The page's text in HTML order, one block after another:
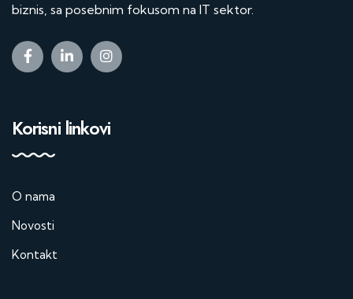
biznis, sa posebnim fokusom na IT sektor.
Korisni linkovi
O nama
Novosti
Kontakt